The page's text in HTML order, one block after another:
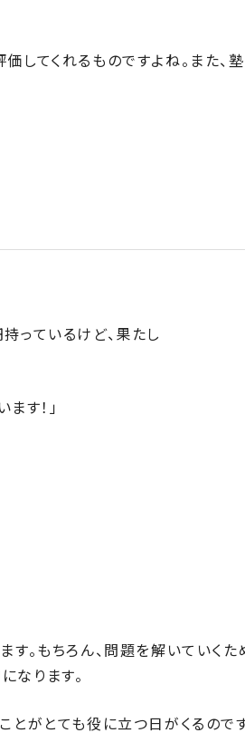
してくれるものですよね。また、
っているけど、果たし
す！」
。もちろん、問題を解いていくた
なります。
とがとても役に立つ日がくるので